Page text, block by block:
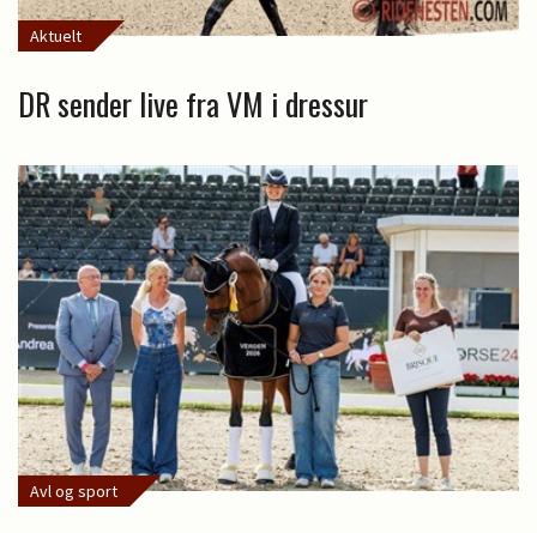
Aktuelt
DR sender live fra VM i dressur
Avl og sport